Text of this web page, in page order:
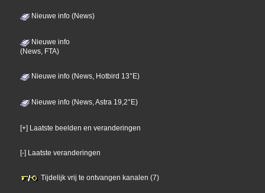
Nieuwe info (News)
Nieuwe info
(News, FTA)
Nieuwe info (News, Hotbird 13°E)
Nieuwe info (News, Astra 19,2°E)
[+] Laatste beelden en veranderingen
[-] Laatste veranderingen
Tijdelijk vrij te ontvangen kanalen (7)